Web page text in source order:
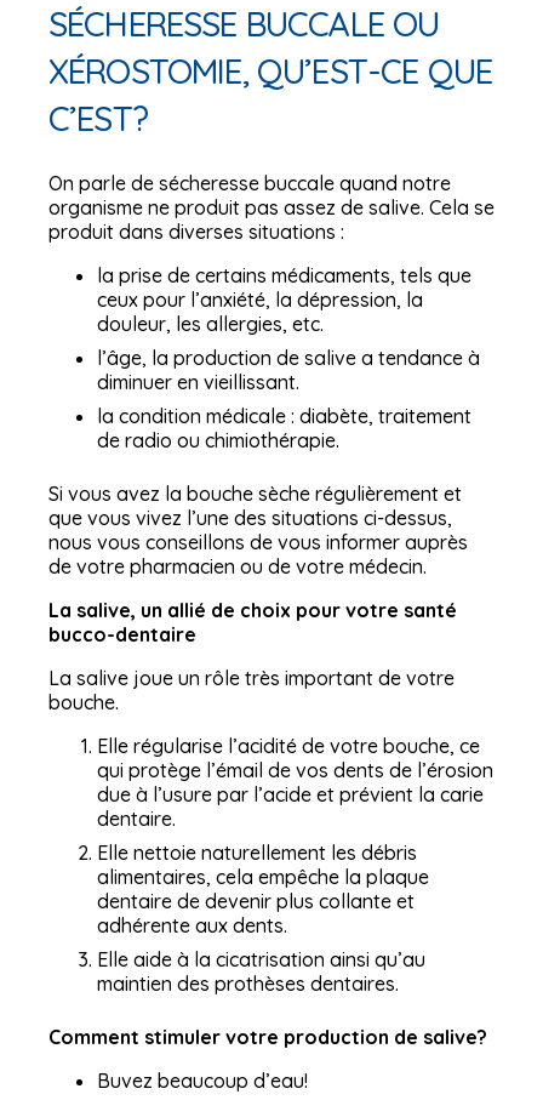
SÉCHERESSE BUCCALE OU
XÉROSTOMIE, QU’EST-CE QUE
C’EST?
On parle de sécheresse buccale quand notre
organisme ne produit pas assez de salive. Cela se
produit dans diverses situations :
la prise de certains médicaments, tels que
ceux pour l’anxiété, la dépression, la
douleur, les allergies, etc.
l’âge, la production de salive a tendance à
diminuer en vieillissant.
la condition médicale : diabète, traitement
de radio ou chimiothérapie.
Si vous avez la bouche sèche régulièrement et
que vous vivez l’une des situations ci-dessus,
nous vous conseillons de vous informer auprès
de votre pharmacien ou de votre médecin.
La salive, un allié de choix pour votre santé
bucco-dentaire
La salive joue un rôle très important de votre
bouche.
Elle régularise l’acidité de votre bouche, ce
qui protège l’émail de vos dents de l’érosion
due à l’usure par l’acide et prévient la carie
dentaire.
Elle nettoie naturellement les débris
alimentaires, cela empêche la plaque
dentaire de devenir plus collante et
adhérente aux dents.
Elle aide à la cicatrisation ainsi qu’au
maintien des prothèses dentaires.
Comment stimuler votre production de salive?
Buvez beaucoup d’eau!